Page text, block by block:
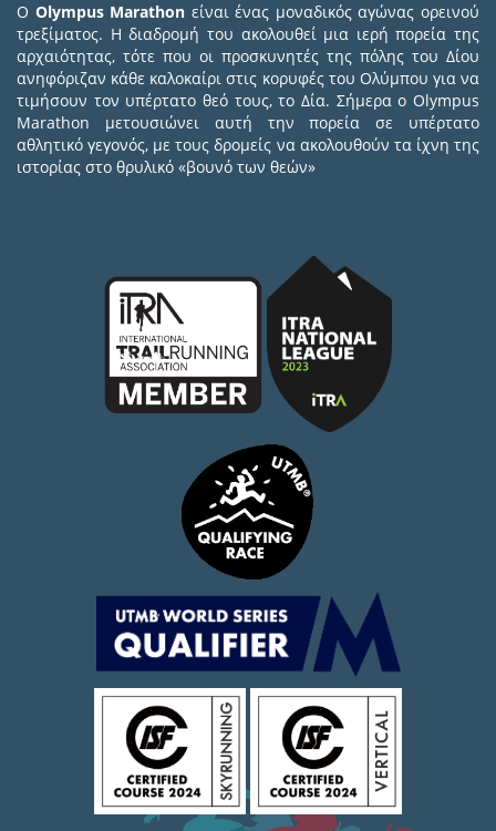
Ο Olympus Marathon είναι ένας μοναδικός αγώνας ορεινού
τρεξίματος. Η διαδρομή του ακολουθεί μια ιερή πορεία της
αρχαιότητας, τότε που οι προσκυνητές της πόλης του Δίου
ανηφόριζαν κάθε καλοκαίρι στις κορυφές του Ολύμπου για να
τιμήσουν τον υπέρτατο θεό τους, το Δία. Σήμερα ο Olympus
Marathon μετουσιώνει αυτή την πορεία σε υπέρτατο
αθλητικό γεγονός, με τους δρομείς να ακολουθούν τα ίχνη της
ιστορίας στο θρυλικό «βουνό των θεών»